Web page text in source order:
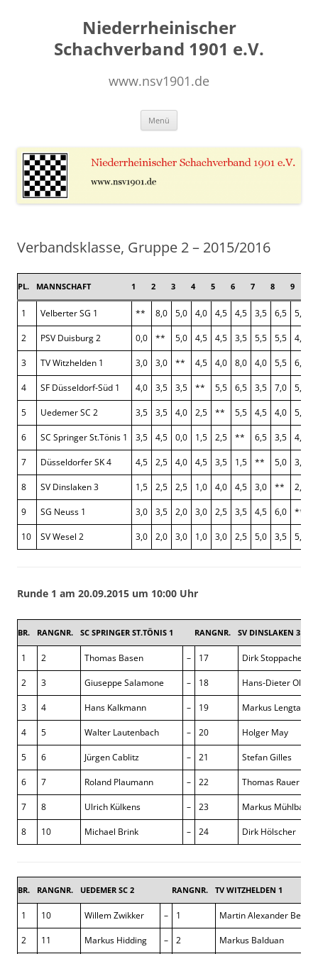
Niederrheinischer
Schachverband 1901 e.V.
www.nsv1901.de
Menü
Verbandsklasse, Gruppe 2 – 2015/2016
PL. MANNSCHAFT 1 2 3 4 5 6 7 8 9
1 Velberter SG 1 ** 8,0 5,0 4,0 4,5 4,5 3,5 6,5 5,0
2 PSV Duisburg 2 0,0 ** 5,0 4,5 4,5 3,5 5,5 5,5 4,5
3 TV Witzhelden 1 3,0 3,0 ** 4,5 4,0 8,0 4,0 5,5 6,0
4 SF Düsseldorf-Süd 1 4,0 3,5 3,5 ** 5,5 6,5 3,5 7,0 5,0
5 Uedemer SC 2 3,5 3,5 4,0 2,5 ** 5,5 4,5 4,0 5,5
6 SC Springer St.Tönis 1 3,5 4,5 0,0 1,5 2,5 ** 6,5 3,5 4,5
7 Düsseldorfer SK 4 4,5 2,5 4,0 4,5 3,5 1,5 ** 5,0 3,5
8 SV Dinslaken 3 1,5 2,5 2,5 1,0 4,0 4,5 3,0 ** 2,0
9 SG Neuss 1 3,0 3,5 2,0 3,0 2,5 3,5 4,5 6,0 **
10 SV Wesel 2 3,0 2,0 3,0 1,0 3,0 2,5 5,0 3,5 5,0
Runde 1 am 20.09.2015 um 10:00 Uhr
BR. RANGNR. SC SPRINGER ST.TÖNIS 1 RANGNR. SV DINSLAKEN 3
1 2 Thomas Basen – 17 Dirk Stoppacher
2 3 Giuseppe Salamone – 18 Hans-Dieter
3 4 Hans Kalkmann – 19 Markus Lengtat
4 5 Walter Lautenbach – 20 Holger May
5 6 Jürgen Cablitz – 21 Stefan Gilles
6 7 Roland Plaumann – 22 Thomas Rauer
7 8 Ulrich Külkens – 23 Markus
8 10 Michael Brink – 24 Dirk Hölscher
BR. RANGNR. UEDEMER SC 2 RANGNR. TV WITZHELDEN 1
1 10 Willem Zwikker – 1 Martin Alexander Becker
2 11 Markus Hidding – 2 Markus Balduan